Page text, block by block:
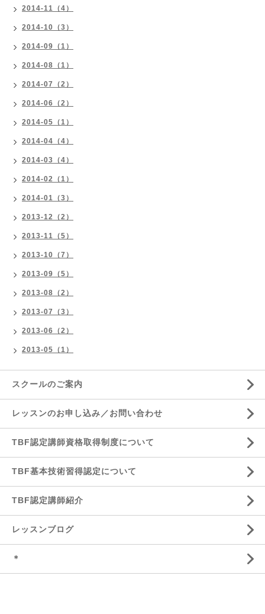
2014-11（4）
2014-10（3）
2014-09（1）
2014-08（1）
2014-07（2）
2014-06（2）
2014-05（1）
2014-04（4）
2014-03（4）
2014-02（1）
2014-01（3）
2013-12（2）
2013-11（5）
2013-10（7）
2013-09（5）
2013-08（2）
2013-07（3）
2013-06（2）
2013-05（1）
スクールのご案内
レッスンのお申し込み／お問い合わせ
TBF認定講師資格取得制度について
TBF基本技術習得認定について
TBF認定講師紹介
レッスンブログ
＊